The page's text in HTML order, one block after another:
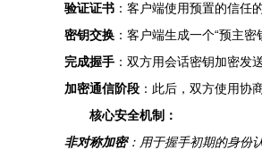
验证证书 ：客户端使用预置的信任
密钥交换 ：客户端生成一个“预主
完成握手 ：双方用会话密钥加密发
加密通信阶段 ：此后，双方使用协
核心安全机制：
非对称加密：用于握手初期的身份